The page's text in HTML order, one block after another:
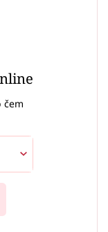
čem